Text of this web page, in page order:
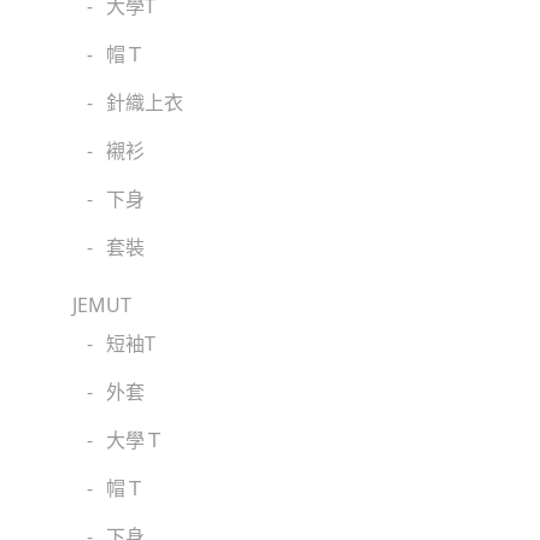
- 大學T
- 帽Ｔ
- 針織上衣
- 襯衫
- 下身
- 套裝
JEMUT
- 短袖T
- 外套
- 大學Ｔ
- 帽Ｔ